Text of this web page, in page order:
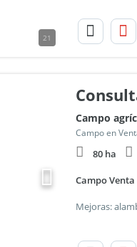
21
Campo
Campo en
80 ha
Campo Venta